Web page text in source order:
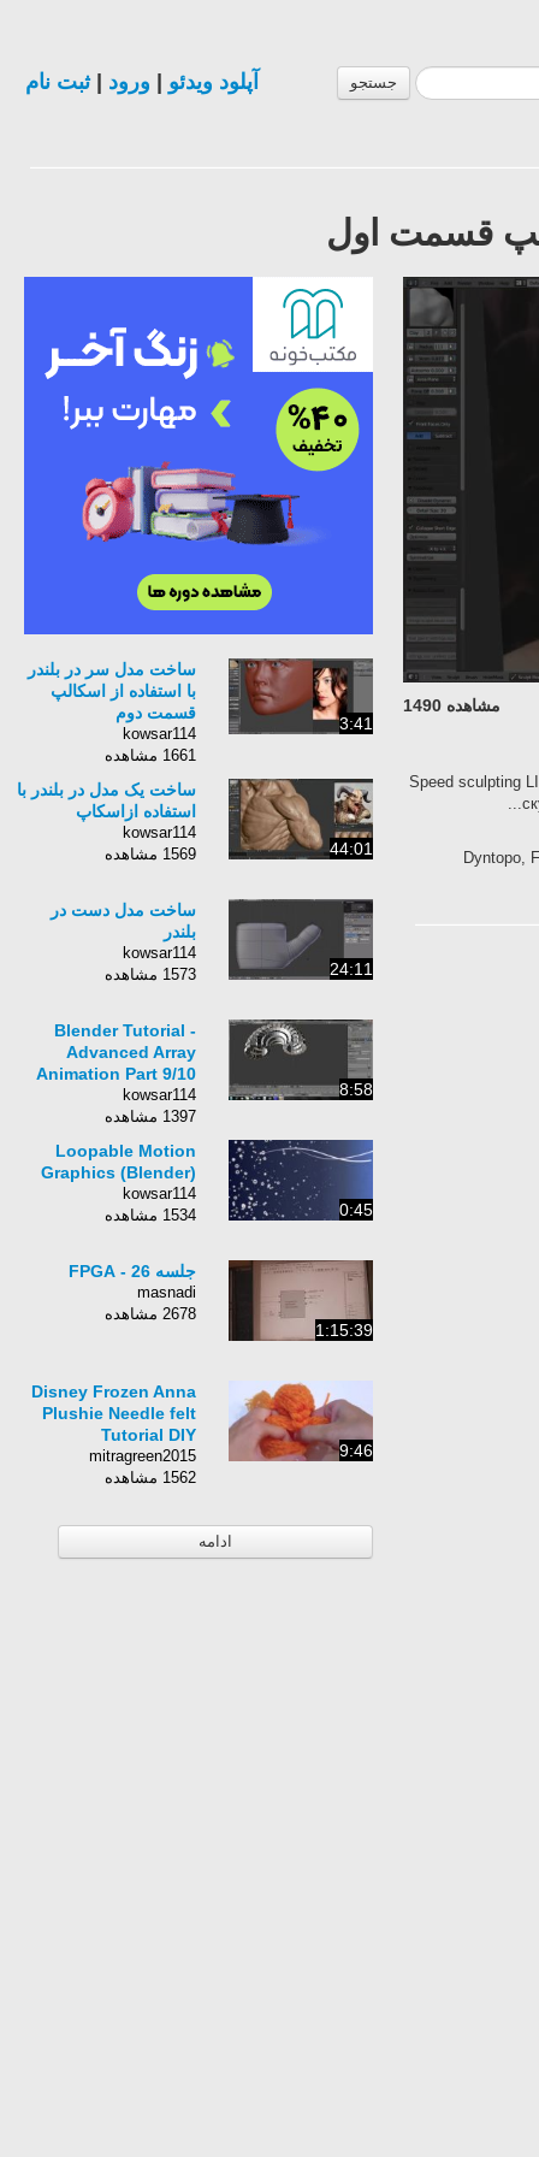
جستجو آپلود ویدئو ورود |ثبت نام
قسمت اول
مشاهده 1490
Speed ​​sculpting
Dyntopo,
3:41
ساخت مدل سر در بلندر
با استفاده از اسکالپ
قسمت دوم
kowsar114
1661 مشاهده
44:01
ساخت یک مدل در بلندر با
استفاده ازاسکاپ
kowsar114
1569 مشاهده
24:11
ساخت مدل دست در
بلندر
kowsar114
1573 مشاهده
8:58
Blender Tutorial -
Advanced Array
Animation Part 9/10
kowsar114
1397 مشاهده
0:45
Loopable Motion
Graphics (Blender)
kowsar114
1534 مشاهده
1:15:39
جلسه 26 - FPGA
masnadi
2678 مشاهده
9:46
Disney Frozen Anna
Plushie Needle felt
Tutorial DIY
mitragreen2015
1562 مشاهده
ادامه